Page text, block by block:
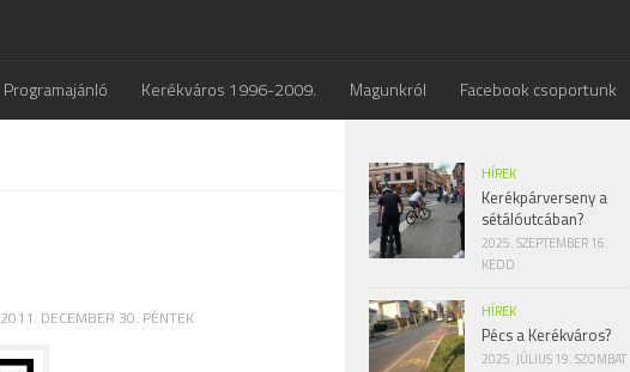
Programajánló Kerékváros 1996-2009. Magunkról Facebook csoportunk
2011. DECEMBER 30. PÉNTEK
HÍREK
Kerékpárverseny a
sétálóutcában?
2025. SZEPTEMBER 16.
KEDD
HÍREK
Pécs a Kerékváros?
2025. JÚLIUS 19. SZOMBAT